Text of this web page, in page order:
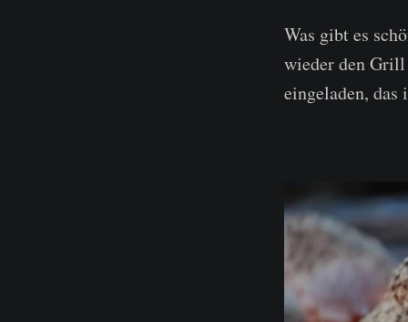
Was gibt es
wieder den Grill
eingeladen,